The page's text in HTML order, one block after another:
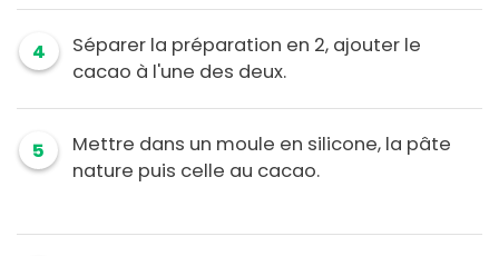
4
Séparer la préparation en 2, ajouter le
cacao à l'une des deux.
5
Mettre dans un moule en silicone, la pâte
nature puis celle au cacao.